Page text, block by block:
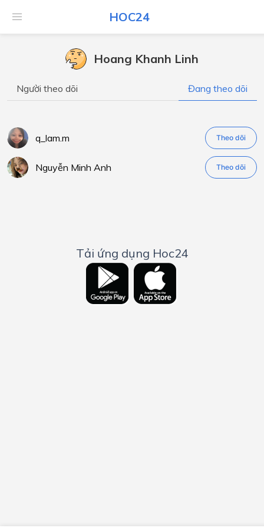
HOC24
Hoang Khanh Linh
Người theo dõi Đang theo dõi
q_lam.m Theo dõi
Nguyễn Minh Anh Theo dõi
Tải ứng dụng Hoc24